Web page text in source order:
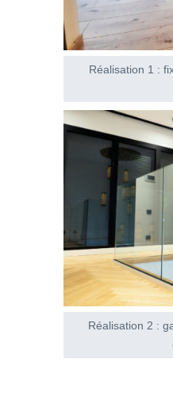
Réalisation 1 :
Réalisation 2 :